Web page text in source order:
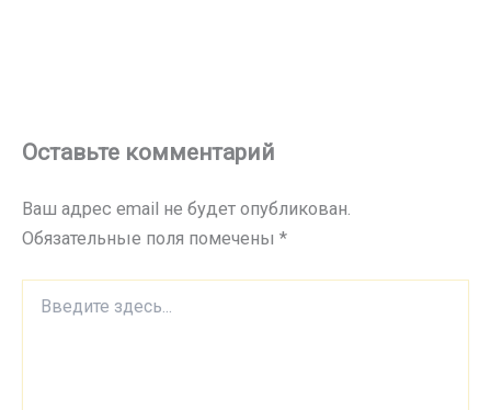
Оставьте комментарий
Ваш адрес email не будет опубликован.
Обязательные поля помечены *
здесь...